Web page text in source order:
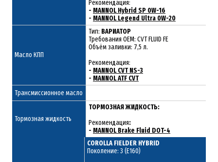
Рекомендация:
- MANNOL Hybrid SP 0W-16
- MANNOL Legend Ultra 0W-20
Масло КПП
Тип: ВАРИАТОР
Требования OEM: CVT FLUID FE
Объём заливки: 7,5 л.
Рекомендация:
- MANNOL CVT NS-3
- MANNOL ATF CVT
Трансмиссионное масло
Тормозная жидкость
ТОРМОЗНАЯ ЖИДКОСТЬ:
Рекомендация:
- MANNOL Brake Fluid DOT-4
COROLLA FIELDER HYBRID
Поколение: 3 (E160)